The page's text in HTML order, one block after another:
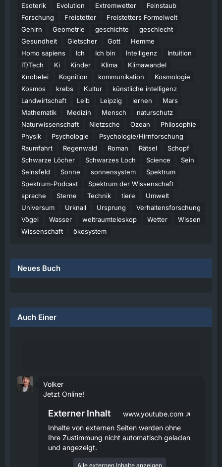
Esoterik
Evolution Extremwetter
Feinstaub
Forschung
Freistetter
Freistetters Formelwelt
Gehirn
Geometrie geschichte
geschlecht
Gesundheit
Gletscher Gott
Hemme
Homo sapiens
Ich Ich bin Intelligenz
Intuition
IT/Tech
Ki Kinder Klima
Klimawandel
Knobelei
Kognition kommunikation
Kosmologie
Kosmos
krebs Kultur
künstliche intelligenz
Landwirtschaft
Leib Leipzig lernen
Mars
Mathematik
Medizin Mensch
naturschutz
Naturwissenschaft
Nietzsche Ozean
Philosophie
Physik
Psychologie
Psychologie/Hirnforschung
Raumfahrt
Regenwald Roman Rätsel
Schopf
Schwarze Löcher
Schwarzes Loch Science
Sein
Seinsfeld
Sonne sonnensystem
Spektrum
Spektrum-Podcast
Spektrum der Wissenschaft
sprache
Sterne Technik tiere
Umwelt
Universum
Urknall Ursprung
Verhaltensforschung
Vögel
Wasser weltraumteleskop Wetter
Wissen
Wissenschaft
ökosystem
Neues Buch
Auch Einer
Volker
Jetzt Online!
Externer Inhalt
www.youtube.com
Inhalte von externen Seiten werden ohne
Ihre Zustimmung nicht automatisch geladen
und angezeigt.
Alle externen Inhalte anzeigen